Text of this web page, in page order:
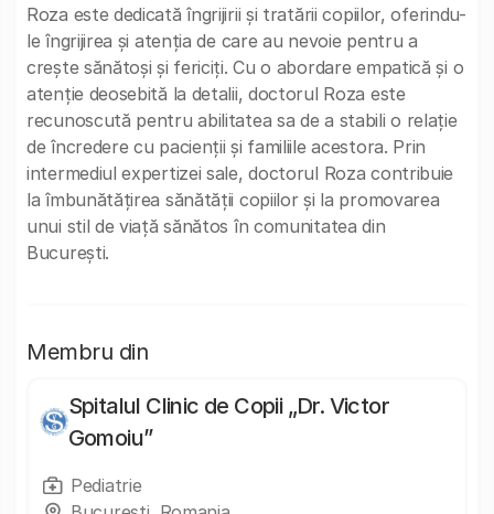
Roza este dedicată îngrijirii și tratării copiilor, oferindu-
le îngrijirea și atenția de care au nevoie pentru a
crește sănătoși și fericiți. Cu o abordare empatică și o
atenție deosebită la detalii, doctorul Roza este
recunoscută pentru abilitatea sa de a stabili o relație
de încredere cu pacienții și familiile acestora. Prin
intermediul expertizei sale, doctorul Roza contribuie
la îmbunătățirea sănătății copiilor și la promovarea
unui stil de viață sănătos în comunitatea din
București.
Membru din
Spitalul Clinic de Copii „Dr. Victor
Gomoiu”
Pediatrie